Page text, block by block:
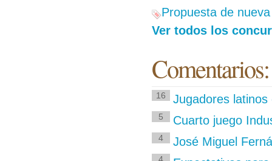
Propuesta de
Ver todos los
16 Jugadores
5 Cuarto juego
4 José Miguel